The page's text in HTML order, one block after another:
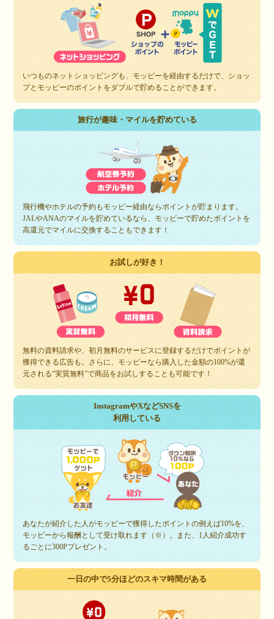
いつものネットショッピングも、モッピーを経由するだけで、ショッ
プとモッピーのポイントをダブルで貯めることができます。
旅行が趣味・マイルを貯めている
飛行機やホテルの予約もモッピー経由ならポイントが貯まります。
JALやANAのマイルを貯めているなら、モッピーで貯めたポイントを
高還元でマイルに交換することもできます！
お試しが好き！
無料の資料請求や、初月無料のサービスに登録するだけでポイントが
獲得できる広告も。さらに、モッピーなら購入した金額の100%が還
元される“実質無料”で商品をお試しすることも可能です！
InstagramやXなどSNSを
利用している
あなたが紹介した人がモッピーで獲得したポイントの例えば10%を、
モッピーから報酬として受け取れます（※）。また、1人紹介成功す
るごとに300Pプレゼント。
一日の中で5分ほどのスキマ時間がある